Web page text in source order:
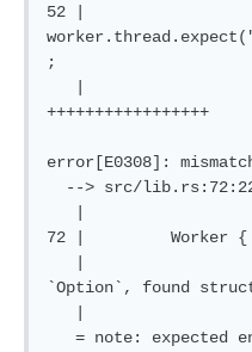
52 |
;
+++++++++++++++++
error[E0308]:
72 |         Worker {
`Option`, found